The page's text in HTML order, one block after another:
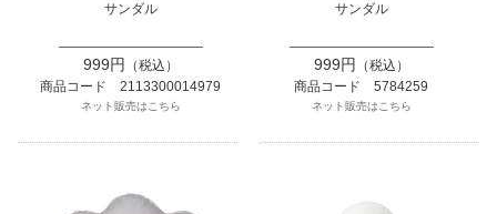
サンダル
999円
（税込）
商品コード 2113300014979
ネット販売はこちら
サンダル
999円
（税込）
商品コード 5784259
ネット販売はこちら